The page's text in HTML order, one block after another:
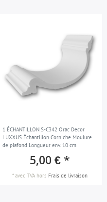
1 ÉCHANTILLON S-C342 Orac Decor
LUXXUS Échantillon Corniche Moulure
de plafond Longueur env. 10 cm
5,00 € *
*avec TVAhors Frais de livraison